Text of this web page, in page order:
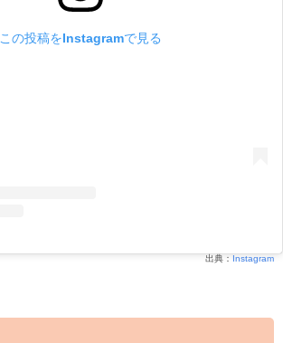
この投稿をInstagramで見る
出典： Instagram